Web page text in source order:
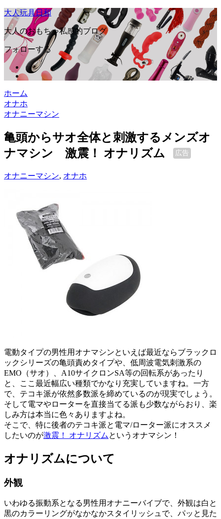
大人玩具日和
大人のおもちゃ私感的ブログ
フォローする
ホーム
オナホ
オナニーマシン
亀頭からサオ全体と刺激するメンズオ
ナマシン 激震！ オナリズム
広告
オナニーマシン, オナホ
電動タイプの男性用オナマシンといえば最近ならブラックロ
ックシリーズの亀頭責めタイプや、低周波電気刺激系の
EMO（サオ）、A10サイクロンSA等の回転系があったり
と、ここ最近幅広い種類でかなり充実していますね。一方
で、テコキ派が依然多数派を締めているのが現実でしょう。
そして電マやローターを直接当てる派も少数ながらおり、楽
しみ方は本当に色々ありますよね。
そこで、特に後者のテコキ派と電マ/ローター派にオススメ
したいのが激震！ オナリズム というオナマシン！
オナリズムについて
外観
いわゆる振動系となる男性用オナニーバイブで、外観は白と
黒のカラーリングがなかなかスタイリッシュで、パッと見た